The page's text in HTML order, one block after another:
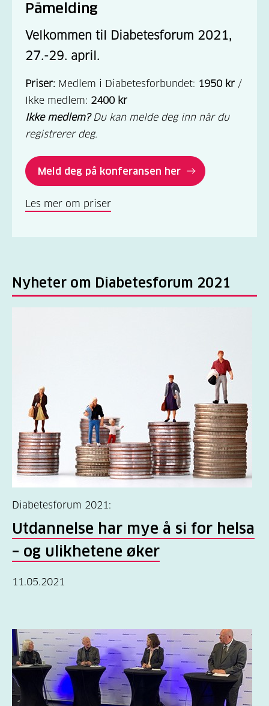
Påmelding
Velkommen til Diabetesforum 2021,
27.-29. april.
Priser: Medlem i Diabetesforbundet: 1950 kr /
Ikke medlem: 2400 kr
Ikke medlem?Du kan melde deg inn når du
registrerer deg.
Meld deg på konferansen her
Les mer om priser
Nyheter om Diabetesforum 2021
Diabetesforum 2021:
Utdannelse har mye å si for helsa
– og ulikhetene øker
11.05.2021